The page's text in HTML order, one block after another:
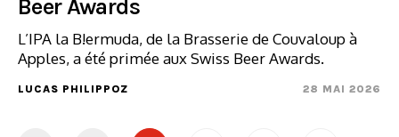
Beer Awards
L’IPA la B!ermuda, de la Brasserie de Couvaloup à
Apples, a été primée aux Swiss Beer Awards.
LUCAS PHILIPPOZ 28 MAI 2026